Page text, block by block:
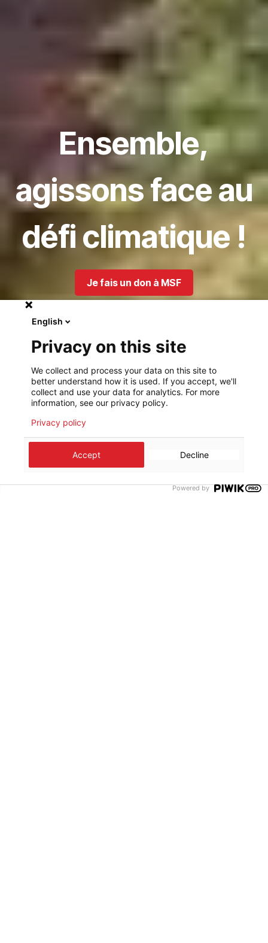
Ensemble,
agissons face au
défi climatique !
Je fais un don à MSF
English
Privacy on this site
We collect and process your data on this site to
better understand how it is used. If you accept, we'll
collect and use your data for analytics. For more
information, see our privacy policy.
Privacy policy
Accept Decline
Powered by